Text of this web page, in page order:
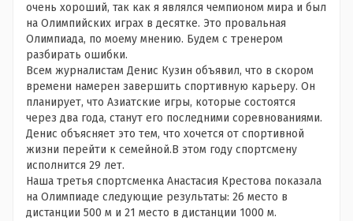
очень хороший, так как я являлся чемпионом мира и был
на Олимпийских играх в десятке. Это провальная
Олимпиада, по моему мнению. Будем с тренером
разбирать ошибки.
Всем журналистам Денис Кузин объявил, что в скором
времени намерен завершить спортивную карьеру. Он
планирует, что Азиатские игры, которые состоятся
через два года, станут его последними соревнованиями.
Денис объясняет это тем, что хочется от спортивной
жизни перейти к семейной.В этом году спортсмену
исполнится 29 лет.
Наша третья спортсменка Анастасия Крестова показала
на Олимпиаде следующие результаты: 26 место в
дистанции 500 м и 21 место в дистанции 1000 м.